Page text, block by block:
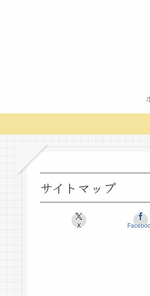
サイトマップ
X